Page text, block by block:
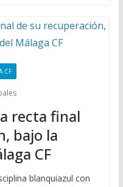
CF
recta final
bajo la
CF
blanquiazul con